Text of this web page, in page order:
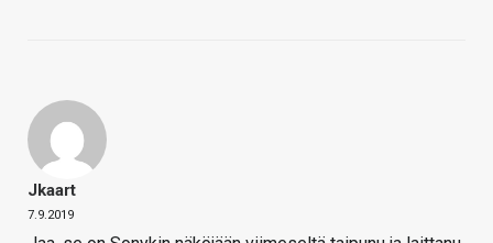
Jkaart
7.9.2019